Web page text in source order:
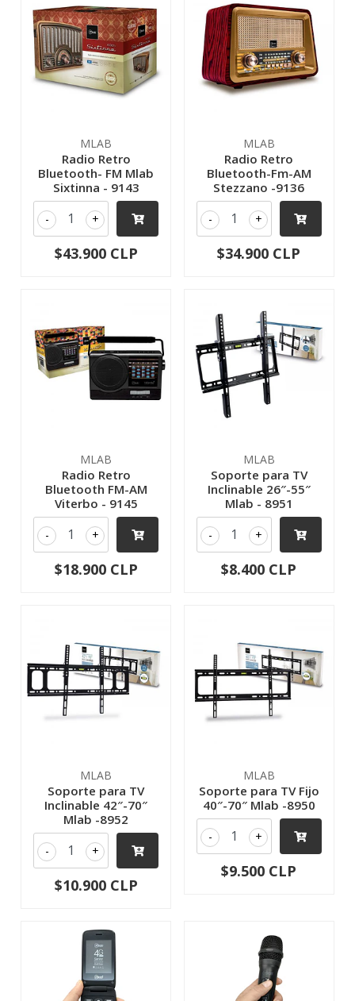
MLAB
Radio Retro
Bluetooth- FM Mlab
Sixtinna - 9143
+
-
$43.900 CLP
MLAB
Radio Retro
Bluetooth-Fm-AM
Stezzano -9136
+
-
$34.900 CLP
MLAB
Radio Retro
Bluetooth FM-AM
Viterbo - 9145
+
-
$18.900 CLP
MLAB
Soporte para TV
Inclinable 26″-55″
Mlab - 8951
+
-
$8.400 CLP
MLAB
Soporte para TV
Inclinable 42″-70″
Mlab -8952
+
-
$10.900 CLP
MLAB
Soporte para TV Fijo
40″-70″ Mlab -8950
+
-
$9.500 CLP